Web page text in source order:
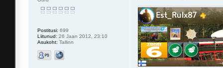
Postitusi: 699
Liitunud: 26 Jaan 2012, 23:10
Asukoht: Tallinn